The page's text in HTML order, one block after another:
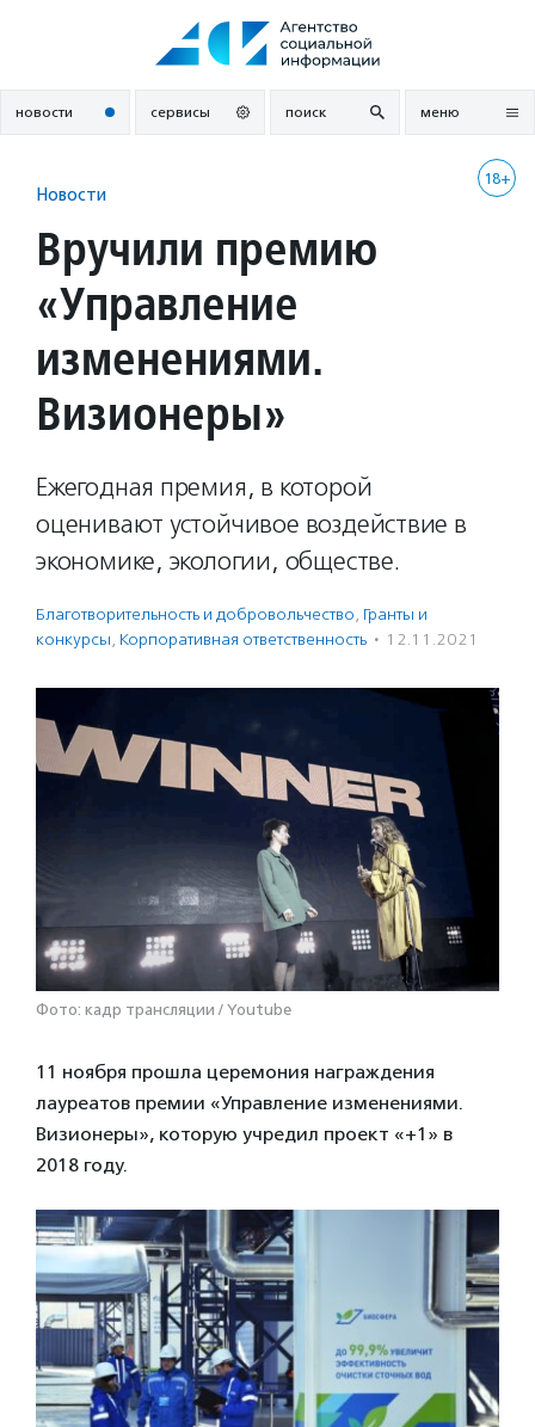
новости сервисы поиск меню
18+
Новости
Вручили премию
«Управление
изменениями.
Визионеры»
Ежегодная премия, в которой
оценивают устойчивое воздействие в
экономике, экологии, обществе.
Благотвори­тель­ность и доброволь­чест­во, Гранты и
конкурсы, Корпоративная ответственность · 12.11.2021
Фото: кадр трансляции / Youtube
11 ноября прошла церемония награждения
лауреатов премии «Управление изменениями.
Визионеры», которую учредил проект «+1» в
2018 году.